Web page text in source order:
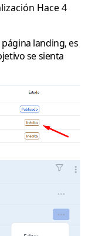
Hace 4
landing, es
se sienta